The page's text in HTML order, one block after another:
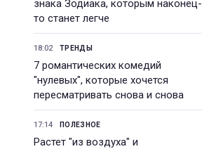
знака Зодиака, которым наконец-
то станет легче
18:02 ТРЕНДЫ
7 романтических комедий
"нулевых", которые хочется
пересматривать снова и снова
17:14 ПОЛЕЗНОЕ
Растет "из воздуха" и